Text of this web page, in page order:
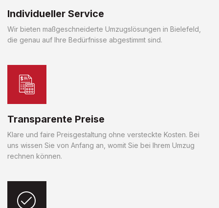
Individueller Service
Wir bieten maßgeschneiderte Umzugslösungen in Bielefeld,
die genau auf Ihre Bedürfnisse abgestimmt sind.
Transparente Preise
Klare und faire Preisgestaltung ohne versteckte Kosten. Bei
uns wissen Sie von Anfang an, womit Sie bei Ihrem Umzug
rechnen können.